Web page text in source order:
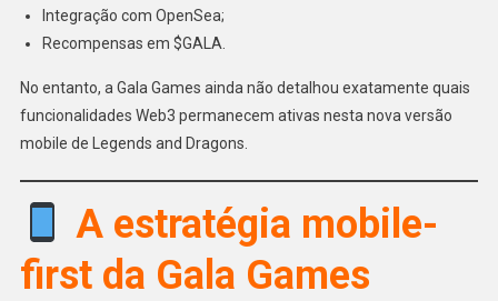
Integração com OpenSea;
Recompensas em $GALA.
No entanto, a Gala Games ainda não detalhou exatamente quais
funcionalidades Web3 permanecem ativas nesta nova versão
mobile de Legends and Dragons.
A estratégia mobile-
first da Gala Games